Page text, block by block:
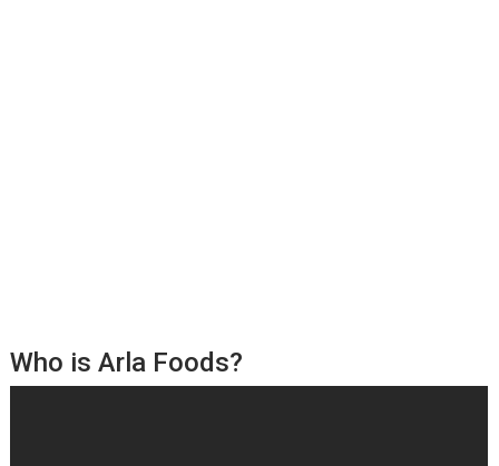
Who is Arla Foods?